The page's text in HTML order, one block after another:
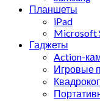
Планшеты
iPad
Microsoft
Гаджеты
Action-
Игровые